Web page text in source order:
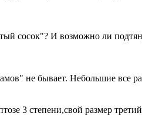
сосок"? И возможно ли
не бывает. Небольшие все
3 степени,свой размер